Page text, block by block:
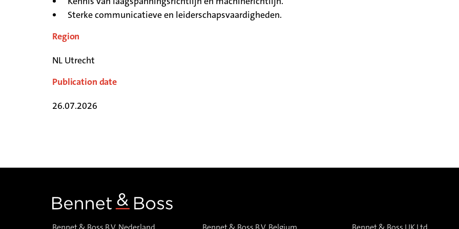
Sterke communicatieve en leiderschapsvaardigheden.
Region
NL Utrecht
Publication date
26.07.2026